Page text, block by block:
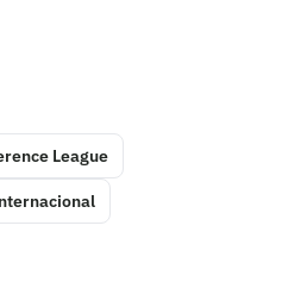
League